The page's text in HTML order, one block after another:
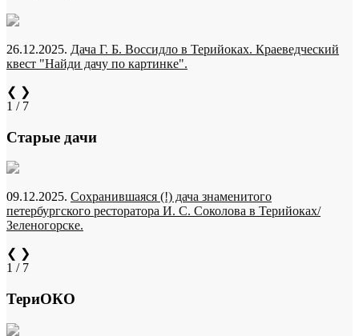
26.12.2025. Дача Г. Б. Воссидло в Терийоках. Краеведческий
квест "Найди дачу по картинке".
❮ ❯
1 / 7
Старые дачи
09.12.2025. Сохранившаяся (!) дача знаменитого
петербургского ресторатора И. С. Соколова в Терийоках/
Зеленогорске.
❮ ❯
1 / 7
ТериОКО